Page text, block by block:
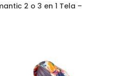
2 o 3 en 1 Tela –